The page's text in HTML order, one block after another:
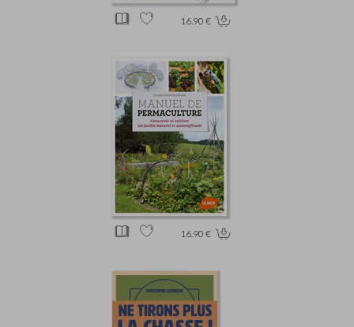
16.90 €
16.90 €